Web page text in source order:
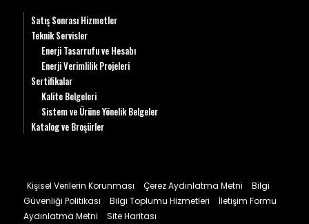
Satış Sonrası Hizmetler
Teknik Servisler
Enerji Tasarrufu ve Hesabı
Enerji Verimlilik Projeleri
Sertifikalar
Kalite Belgeleri
Sistem ve Ürüne Yönelik Belgeler
Katalog ve Broşürler
Kişisel Verilerin Korunması Çerez Aydınlatma Metni
Bilgi
Güvenliği Politikası
Bilgi Toplumu Hizmetleri
İletişim Formu
Aydınlatma Metni
Site Haritası